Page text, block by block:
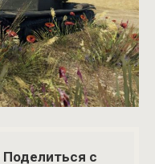
Поделиться с